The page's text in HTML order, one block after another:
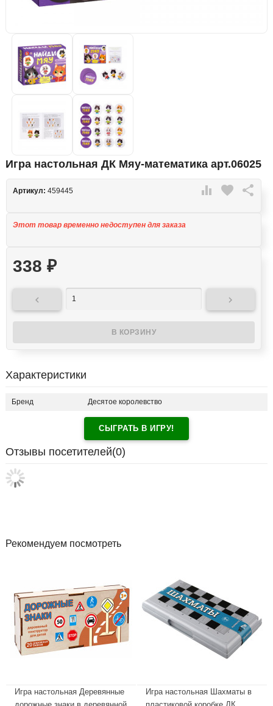
Игра настольная ДК Мяу-математика арт.06025
 favorite 
Артикул: 459445
Этот товар временно недоступен для заказа
338 ₽
 
Характеристики
Бренд Десятое королевство
СЫГРАТЬ В ИГРУ!
Отзывы посетителей(0)
Рекомендуем посмотреть
Игра настольная Деревянные
Игра настольная Шахматы в